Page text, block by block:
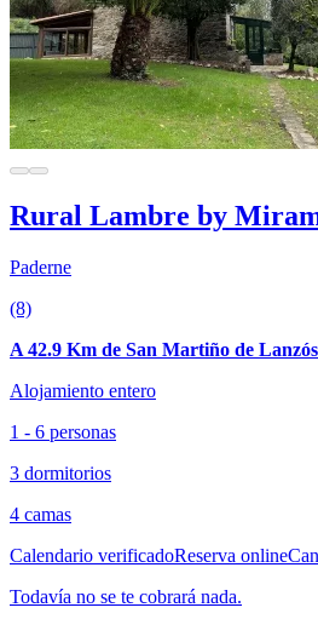
Rural Lambre by
Paderne
(8)
A 42.9 Km de San Martiño de
Alojamiento entero
1 - 6 personas
3 dormitorios
4 camas
Calendario verificadoReserva online
Todavía no se te cobrará nada.